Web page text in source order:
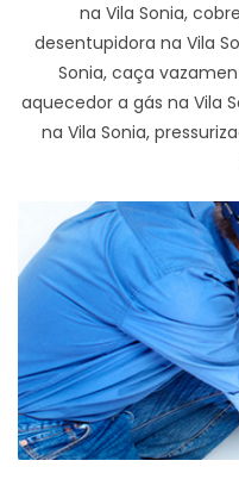
na Vila Sonia,
desentupidora na Vila
Sonia, caça
aquecedor a gás na Vila
na Vila Sonia,